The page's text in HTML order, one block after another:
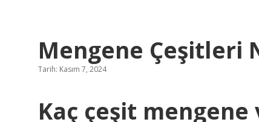
Mengene Çeşitleri
Tarih: Kasım 7, 2024
Kaç çeşit mengene